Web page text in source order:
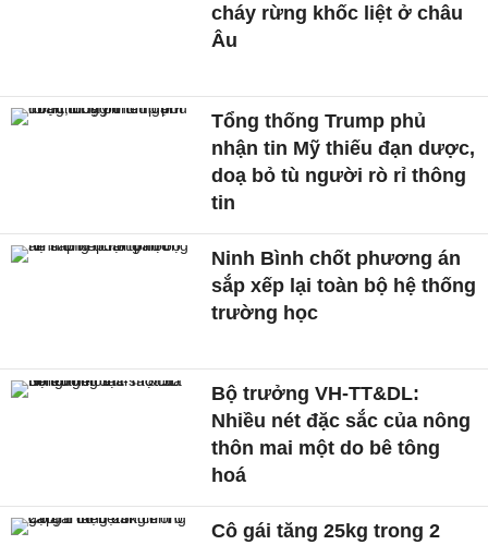
cháy rừng khốc liệt ở châu
Âu
Tổng thống Trump phủ
nhận tin Mỹ thiếu đạn dược,
doạ bỏ tù người rò rỉ thông
tin
Ninh Bình chốt phương án
sắp xếp lại toàn bộ hệ thống
trường học
Bộ trưởng VH-TT&DL:
Nhiều nét đặc sắc của nông
thôn mai một do bê tông
hoá
Cô gái tăng 25kg trong 2